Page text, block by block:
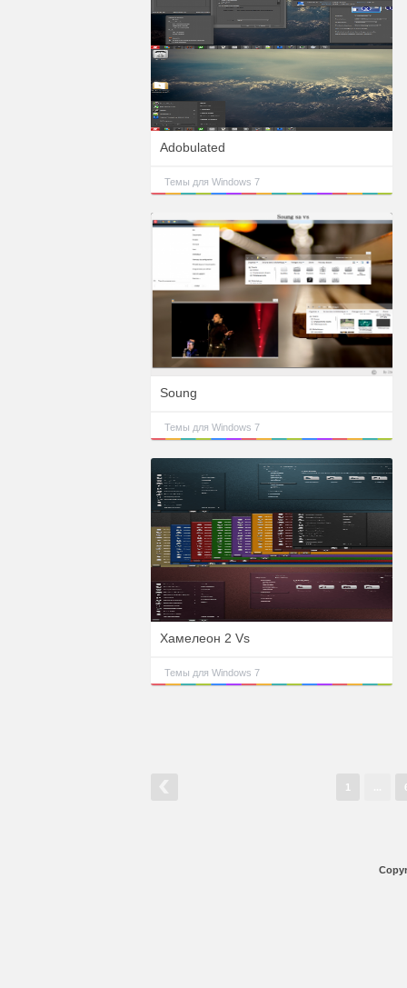
Adobulated
Темы для Windows 7
Soung
Темы для Windows 7
Хамелеон 2 Vs
Темы для Windows 7
1